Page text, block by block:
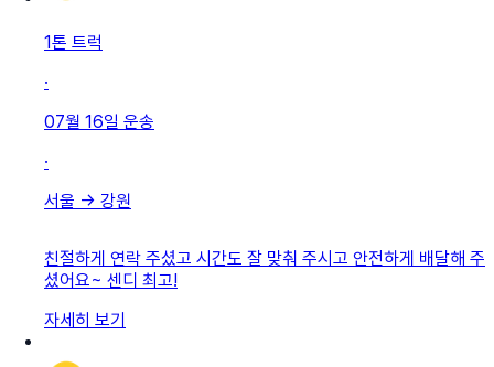
1톤 트럭
·
07월 16일 운송
·
서울 → 강원
친절하게 연락 주셨고 시간도 잘 맞춰 주시고 안전하게 배달해 주
셨어요~ 센디 최고!
자세히 보기